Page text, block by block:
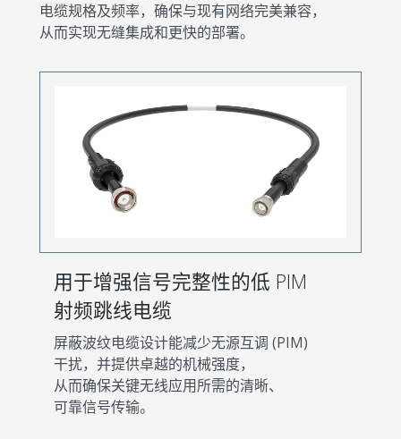
电缆规格及频率，确保与现有网络完美兼容，
从而实现无缝集成和更快的部署。
用于增强信号完整性的低 PIM
射频跳线电缆
屏蔽波纹电缆设计能减少无源互调 (PIM)
干扰，并提供卓越的机械强度，
从而确保关键无线应用所需的清晰、
可靠信号传输。